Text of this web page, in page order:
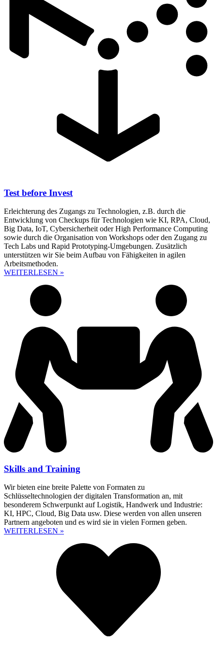
Test before Invest
Erleichterung des Zugangs zu Technologien, z.B. durch die
Entwicklung von Checkups für Technologien wie KI, RPA, Cloud,
Big Data, IoT, Cybersicherheit oder High Performance Computing
sowie durch die Organisation von Workshops oder den Zugang zu
Tech Labs und Rapid Prototyping-Umgebungen. Zusätzlich
unterstützen wir Sie beim Aufbau von Fähigkeiten in agilen
Arbeitsmethoden.
WEITERLESEN »
Skills and Training
Wir bieten eine breite Palette von Formaten zu
Schlüsseltechnologien der digitalen Transformation an, mit
besonderem Schwerpunkt auf Logistik, Handwerk und Industrie:
KI, HPC, Cloud, Big Data usw. Diese werden von allen unseren
Partnern angeboten und es wird sie in vielen Formen geben.
WEITERLESEN »